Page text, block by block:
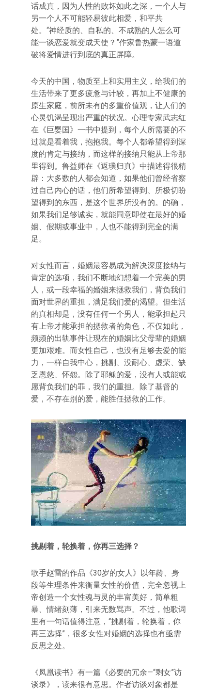
话成真，因为人性的败坏如此之深，一个人与
另一个人不可能轻易彼此相爱，和平共
处。“神经质的、自私的、不成熟的人怎么可
能一谈恋爱就变成天使？”作家鲁热蒙一语道
破将爱情进行到底的真正屏障。
今天的中国，物质至上和实用主义，给我们的
生活带来了更多疲惫与计较，再加上不健康的
原生家庭，前所未有的多重价值观，让人们的
心灵饥渴呈现出严重的状况。心理专家武志红
在《巨婴国》一书中提到，每个人所需要的不
过就是看着我，抱抱我。每个人都希望得到深
度的肯定与接纳，而这样的接纳只能从上帝那
里得到。鲁益师在《返璞归真》中描述得很精
辟：大多数的人都会知道，如果他们曾经省察
过自己内心的话，他们所希望得到、所极切盼
望得到的东西，是这个世界所没有的。的确，
如果我们足够诚实，就能同意即使在最好的婚
姻、假期或事业中，人也不能得到完全的满
足。
对女性而言，婚姻最容易成为解决深度接纳与
肯定的选项，我们不断地幻想着一个完美的男
人，或一段幸福的婚姻来拯救我们，背负我们
面对世界的重担，满足我们爱的渴望。但生活
的真相却是，没有任何一个男人，能承担起只
有上帝才能承担的拯救者的角色，不仅如此，
频频的出轨事件让现在的婚姻比父母辈的婚姻
更加艰难。而女性自己，也没有足够去爱的能
力，一样自我中心，挑剔、没耐心、虚荣、缺
乏恩慈、怀怨。除了耶稣的爱，没有人或能或
愿背负我们的罪，我们的重担。除了基督的
爱，不存在别的爱，能胜任拯救的工作。
挑剔着，轮换着，你再三选择？
歌手赵雷的作品《30岁的女人》以年龄、身
段等生理条件来衡量女性的价值，完全忽视上
帝创造一个女性魂与灵的丰富美好，简单粗
暴、情绪刻薄，引来无数骂声。不过，他歌词
里有一句话值得注意，“挑剔着，轮换着，你
再三选择”，很多女性对婚姻的选择也有亟需
反思之处。
《凤凰读书》有一篇《必要的冗余—“剩女”访
谈录》，读来很有意思。作者访谈对象都是